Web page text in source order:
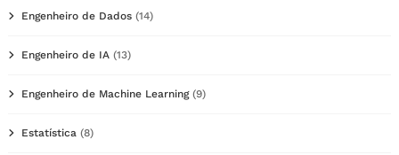
Engenheiro de Dados (14)
Engenheiro de IA (13)
Engenheiro de Machine Learning(9)
Estatística (8)